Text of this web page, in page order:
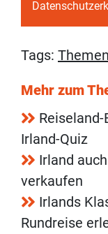
Tags:
Mehr zum
Irland-Quiz
Irland
verkaufen
Irlands
Rundreise